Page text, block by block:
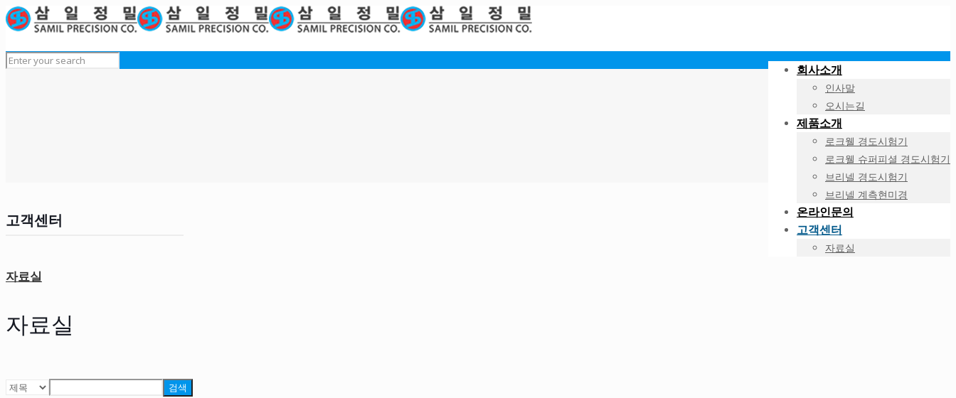
회사소개
인사말
오시는길
제품소개
로크웰 경도시험기
로크웰 슈퍼피셜 경도시험기
브리넬 경도시험기
브리넬 계측현미경
온라인문의
고객센터
자료실
고객센터
자료실
자료실
검색